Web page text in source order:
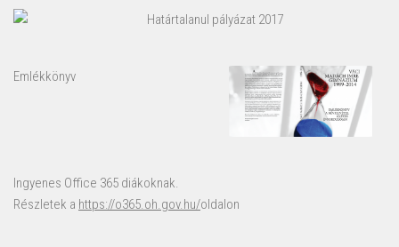
Határtalanul pályázat 2017
Emlékkönyv
Ingyenes Office 365 diákoknak.
Részletek a https://o365.oh.gov.hu/oldalon